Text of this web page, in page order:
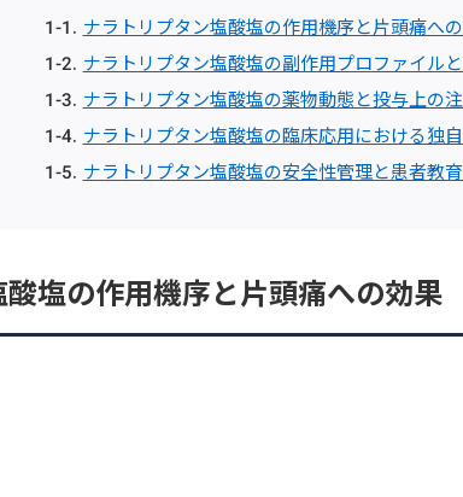
ナラトリプタン塩酸塩の作用機序と片頭痛へ
ナラトリプタン塩酸塩の副作用プロファイル
ナラトリプタン塩酸塩の薬物動態と投与上の
ナラトリプタン塩酸塩の臨床応用における独
ナラトリプタン塩酸塩の安全性管理と患者教
塩の作用機序と片頭痛への効果